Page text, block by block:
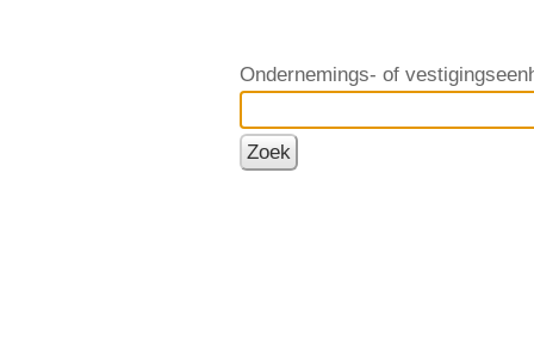
Ondernemings- of